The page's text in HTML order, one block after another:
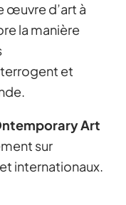
d’art à
la manière
et
Art
sur
internationaux.